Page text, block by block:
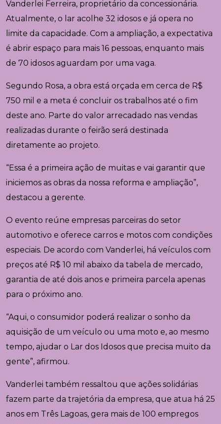
Vanderlei Ferreira, proprietário da concessionária.
Atualmente, o lar acolhe 32 idosos e já opera no
limite da capacidade. Com a ampliação, a expectativa
é abrir espaço para mais 16 pessoas, enquanto mais
de 70 idosos aguardam por uma vaga.
Segundo Rosa, a obra está orçada em cerca de R$
750 mil e a meta é concluir os trabalhos até o fim
deste ano. Parte do valor arrecadado nas vendas
realizadas durante o feirão será destinada
diretamente ao projeto.
“Essa é a primeira ação de muitas e vai garantir que
iniciemos as obras da nossa reforma e ampliação”,
destacou a gerente.
O evento reúne empresas parceiras do setor
automotivo e oferece carros e motos com condições
especiais. De acordo com Vanderlei, há veículos com
preços até R$ 10 mil abaixo da tabela de mercado,
garantia de até dois anos e primeira parcela apenas
para o próximo ano.
“Aqui, o consumidor poderá realizar o sonho da
aquisição de um veículo ou uma moto e, ao mesmo
tempo, ajudar o Lar dos Idosos que precisa muito da
gente”, afirmou.
Vanderlei também ressaltou que ações solidárias
fazem parte da trajetória da empresa, que atua há 25
anos em Três Lagoas, gera mais de 100 empregos